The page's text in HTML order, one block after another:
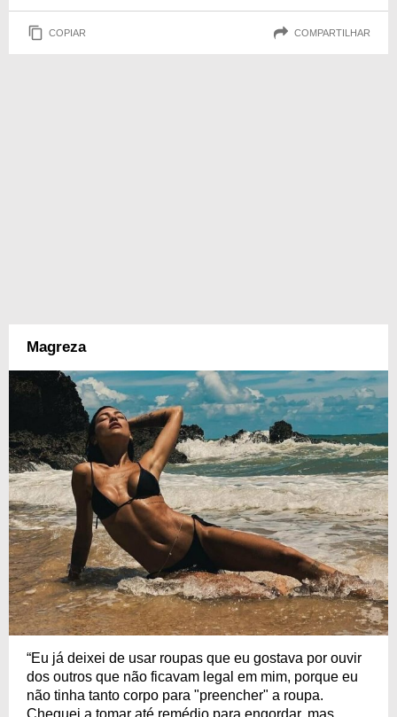
COPIAR COMPARTILHAR
Magreza
“Eu já deixei de usar roupas que eu gostava por ouvir
dos outros que não ficavam legal em mim, porque eu
não tinha tanto corpo para "preencher" a roupa.
Cheguei a tomar até remédio para engordar, mas